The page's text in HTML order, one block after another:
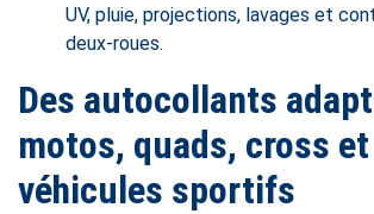
UV, pluie, projections, lavages et
deux-roues.
Des autocollants
motos, quads, cross et
véhicules sportifs